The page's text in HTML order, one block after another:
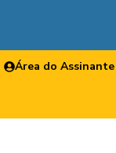
Área do Assinante